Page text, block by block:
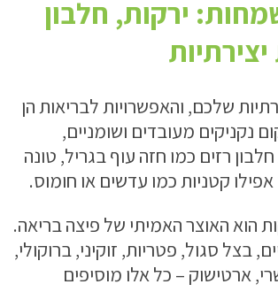
ירקות, חלבון
שלכם, והאפשרויות לבריאות הן
נקניקים מעובדים ושומניים,
רזים כמו חזה עוף בגריל, טונה
קטניות כמו עדשים או חומוס.
הוא האוצר האמיתי של פיצה בריאה.
בצל סגול, פטריות, זוקיני, ברוקולי,
ארטישוק – כל אלו מוסיפים